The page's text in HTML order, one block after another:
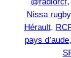
Nissa rugby
Hérault,
pays d’aude,